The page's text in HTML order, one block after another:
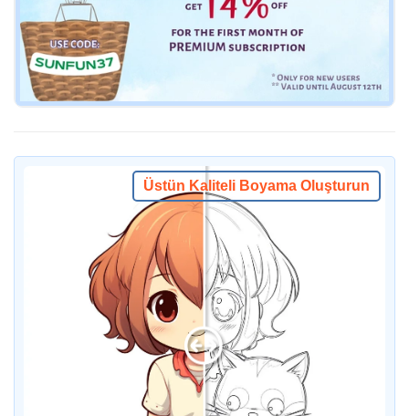
Üstün Kaliteli Boyama Oluşturun